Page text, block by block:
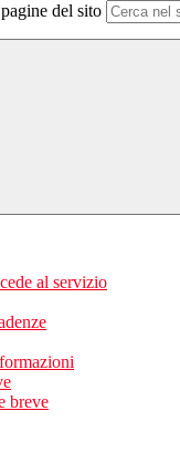
del sito
al servizio
breve